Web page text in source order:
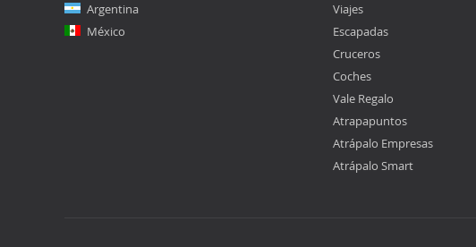
Argentina
México
Viajes
Escapadas
Cruceros
Coches
Vale Regalo
Atrapapuntos
Atrápalo Empresas
Atrápalo Smart